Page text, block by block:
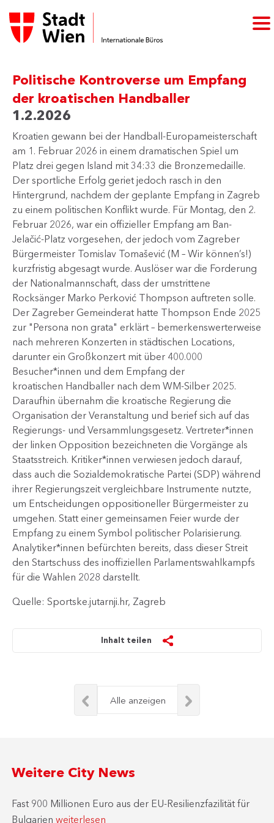
Politische Kontroverse um Empfang
der kroatischen Handballer
1.2.2026
​Kroatien gewann bei der Handball-Europameisterschaft
am 1. Februar 2026 in einem dramatischen Spiel um
Platz drei gegen Island mit 34:33 die Bronzemedaille.
Der sportliche Erfolg geriet jedoch rasch in den
Hintergrund, nachdem der geplante Empfang in Zagreb
zu einem politischen Konflikt wurde. Für Montag, den 2.
Februar 2026, war ein offizieller Empfang am Ban-
Jelačić-Platz vorgesehen, der jedoch vom Zagreber
Bürgermeister Tomislav Tomašević (M – Wir können’s!)
kurzfristig abgesagt wurde. Auslöser war die Forderung
der Nationalmannschaft, dass der umstrittene
Rocksänger Marko Perković Thompson auftreten solle.
Der Zagreber Gemeinderat hatte Thompson Ende 2025
zur "Persona non grata" erklärt – bemerkenswerterweise
nach mehreren Konzerten in städtischen Locations,
darunter ein Großkonzert mit über 400.000
Besucher*innen und dem Empfang der
kroatischen Handballer nach dem WM-Silber 2025.
Daraufhin übernahm die kroatische Regierung die
Organisation der Veranstaltung und berief sich auf das
Regierungs- und Versammlungsgesetz. Vertreter*innen
der linken Opposition bezeichneten die Vorgänge als
Staatsstreich. Kritiker*innen verwiesen jedoch darauf,
dass auch die Sozialdemokratische Partei (SDP) während
ihrer Regierungszeit vergleichbare Instrumente nutzte,
um Entscheidungen oppositioneller Bürgermeister zu
umgehen.​ Statt einer gemeinsamen Feier wurde der
Empfang zu einem Symbol politischer Polarisierung.
Analytiker*innen befürchten bereits, dass dieser Streit
den Startschuss des inoffiziellen Parlamentswahlkampfs
für die Wahlen 2028 darstellt.
Quelle: Sportske.jutarnji.hr, Zagreb
Inhalt teilen
Alle anzeigen
Weitere City News
Fast 900 Millionen Euro aus der EU-Resilienzfazilität für
Bulgarienweiterlesen